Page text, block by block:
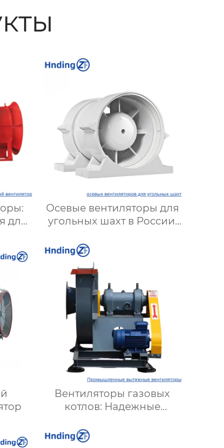
для
Осевые вентиляторы для
угольных шахт в России:
эффективной вентиляции
и безопасности
Вентиляторы газовых
котлов: Надежные
оптимизации работы
отопительных систем